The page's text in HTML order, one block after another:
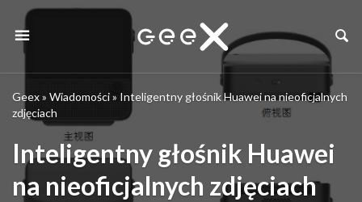
Geex» Wiadomości» Inteligentny głośnik Huawei na nieoficjalnych
zdjęciach
Inteligentny głośnik Huawei
na nieoficjalnych zdjęciach